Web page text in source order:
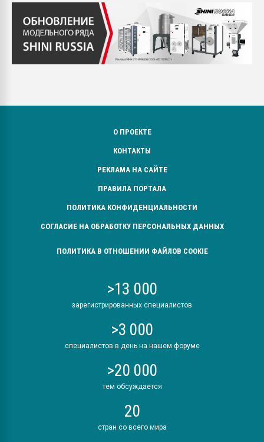
О ПРОЕКТЕ
КОНТАКТЫ
РЕКЛАМА НА САЙТЕ
ПРАВИЛА ПОРТАЛА
ПОЛИТИКА КОНФИДЕНЦИАЛЬНОСТИ
СОГЛАСИЕ НА ОБРАБОТКУ ПЕРСОНАЛЬНЫХ ДАННЫХ
ПОЛИТИКА В ОТНОШЕНИИ ФАЙЛОВ COOKIE
>13 000
зарегистрированных специалистов
>3 000
специалистов в день на нашем форуме
>20 000
тем обсуждается
20
стран со всего мира